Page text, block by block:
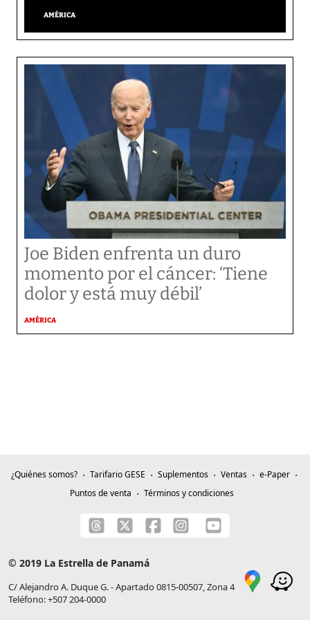
AMÉRICA
Joe Biden enfrenta un duro
momento por el cáncer: ‘Tiene
dolor y está muy débil’
AMÉRICA
¿Quiénes somos? Tarifario GESE Suplementos Ventas
e-Paper
Puntos de venta
Términos y condiciones
© 2019 La Estrella de Panamá
C/ Alejandro A. Duque G. - Apartado 0815-00507, Zona 4
Teléfono: +507 204-0000